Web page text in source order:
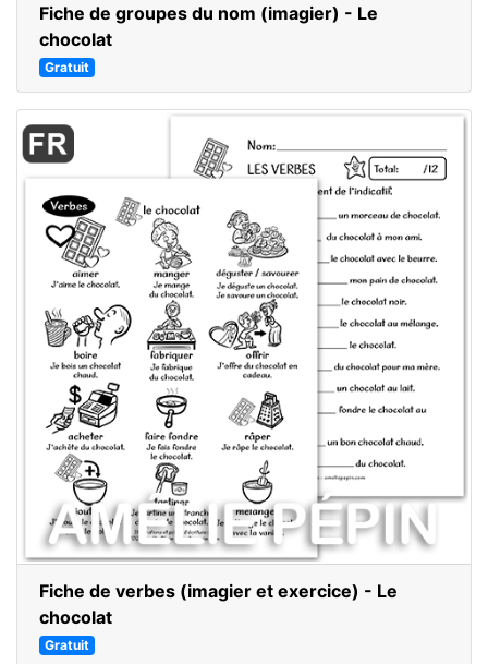
Fiche de groupes du nom (imagier) - Le
chocolat
Gratuit
Fiche de verbes (imagier et exercice) - Le
chocolat
Gratuit